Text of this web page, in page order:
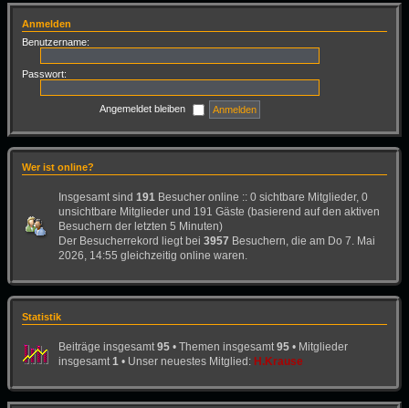
Anmelden
Benutzername:
Passwort:
Angemeldet bleiben
Wer ist online?
Insgesamt sind 191 Besucher online :: 0 sichtbare Mitglieder, 0
unsichtbare Mitglieder und 191 Gäste (basierend auf den aktiven
Besuchern der letzten 5 Minuten)
Der Besucherrekord liegt bei 3957 Besuchern, die am Do 7. Mai
2026, 14:55 gleichzeitig online waren.
Statistik
Beiträge insgesamt 95 • Themen insgesamt 95 • Mitglieder
insgesamt 1 • Unser neuestes Mitglied: H.Krause